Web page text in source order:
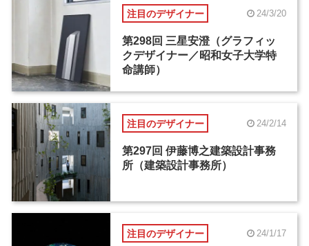
注目のデザイナー 24/3/20
第298回 三星安澄（グラフィッ
クデザイナー／昭和女子大学特
命講師）
注目のデザイナー 24/2/14
第297回 伊藤博之建築設計事務
所（建築設計事務所）
注目のデザイナー 24/1/17